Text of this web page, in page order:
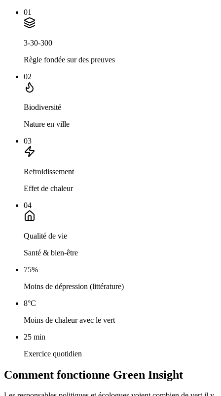
01
3-30-300
Règle fondée sur des preuves
02
Biodiversité
Nature en ville
03
Refroidissement
Effet de chaleur
04
Qualité de vie
Santé & bien-être
75%
Moins de dépression (littérature)
8°C
Moins de chaleur avec le vert
25 min
Exercice quotidien
Comment fonctionne Green Insight